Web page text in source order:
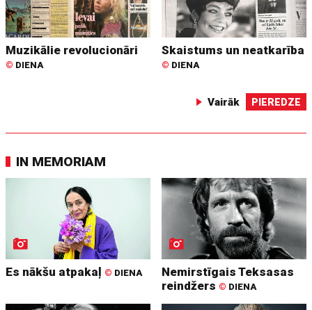
Muzikālie revolucionāri
© DIENA
Skaistums un neatkarība
© DIENA
Vairāk PIEREDZE
IN MEMORIAM
Es nākšu atpakaļ © DIENA
Nemirstīgais Teksasas
reindžers © DIENA